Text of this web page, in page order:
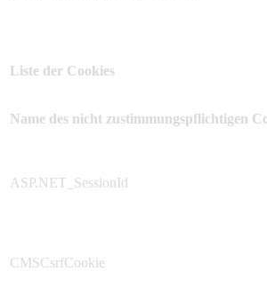
Liste der Cookies
Name des nicht zustimmungspflichtigen
ASP.NET_SessionId
CMSCsrfCookie